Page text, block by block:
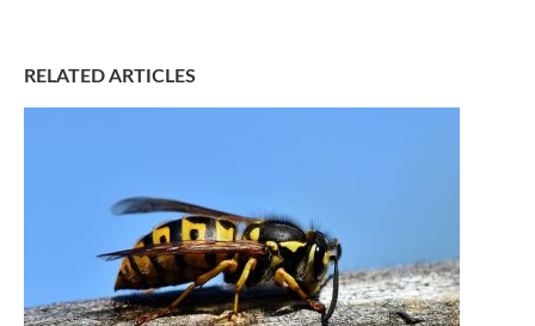
RELATED ARTICLES